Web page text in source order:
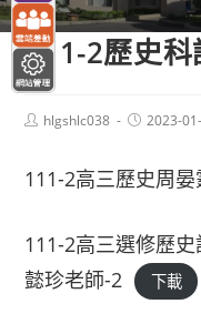
111-2歷史科
Posthlgshlc038
Post2023-
111-2高三歷史周
111-2高三選修歷
懿珍老師-2
下載